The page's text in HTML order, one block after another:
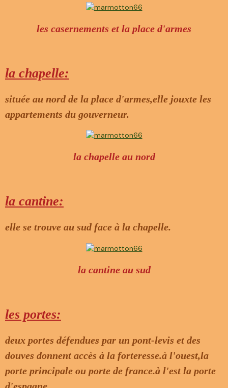
les casernements et la place d'armes
la chapelle:
située au nord de la place d'armes,elle jouxte les
appartements du gouverneur.
la chapelle au nord
la cantine:
elle se trouve au sud face à la chapelle.
la cantine au sud
les portes:
deux portes défendues par un pont-levis et des
douves donnent accès à la forteresse.à l'ouest,la
porte principale ou porte de france.à l'est la porte